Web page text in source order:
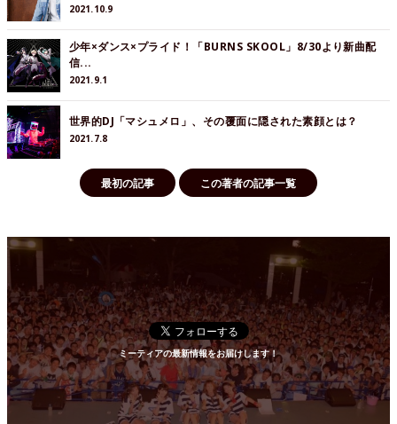
2021.10.9
少年×ダンス×プライド！「BURNS SKOOL」8/30より新曲配
信...
2021.9.1
世界的DJ「マシュメロ」、その覆面に隠された素顔とは？
2021.7.8
最初の記事 この著者の記事一覧
ミーティアの最新情報をお届けします！